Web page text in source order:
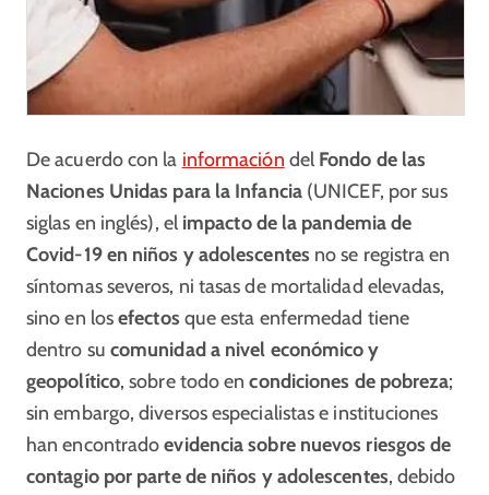
De acuerdo con la información del Fondo de las
Naciones Unidas para la Infancia(UNICEF, por sus
siglas en inglés), el impacto de la pandemia de
Covid-19 en niños y adolescentes no se registra en
síntomas severos, ni tasas de mortalidad elevadas,
sino en losefectos que esta enfermedad tiene
dentro su comunidad a nivel económico y
geopolítico, sobre todo encondiciones de pobreza;
sin embargo, diversos especialistas e instituciones
han encontradoevidencia sobre nuevos riesgos de
contagio por parte de niños y adolescentes, debido